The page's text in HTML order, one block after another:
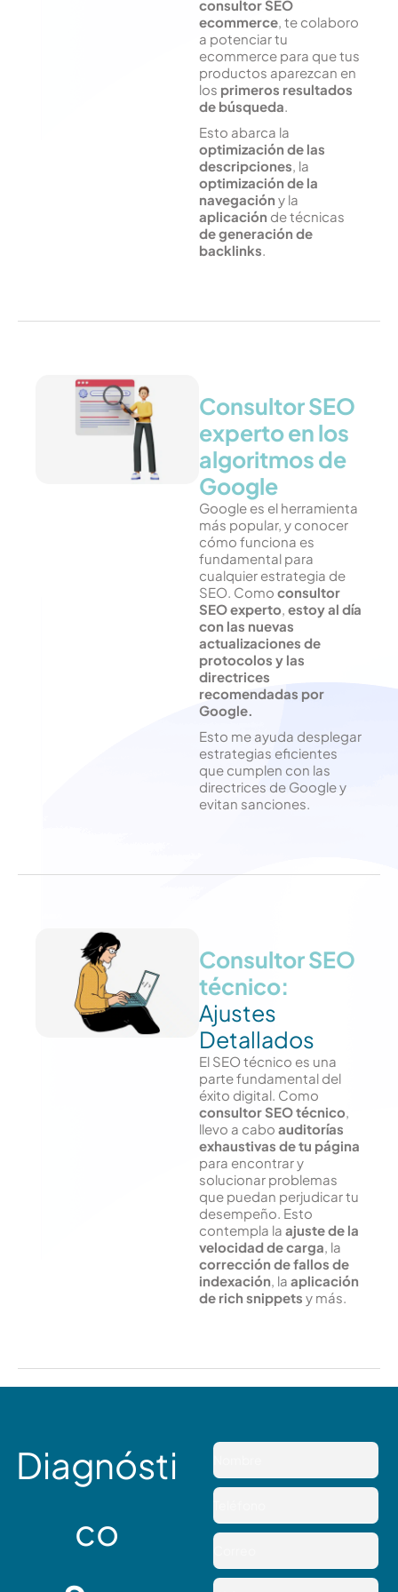
consultor SEO
ecommerce, te colaboro
a potenciar tu
ecommerce para que tus
productos aparezcan en
los primeros resultados
de búsqueda.
Esto abarca la
optimización de las
descripciones, la
optimización de la
navegación y la
aplicación de técnicas
degeneración de
backlinks.
Consultor SEO
experto en los
algoritmos de
Google
Google es el herramienta
más popular, y conocer
cómo funciona es
fundamental para
cualquier estrategia de
SEO. Como consultor
SEO experto, estoy al día
con las nuevas
actualizaciones de
protocolos y las
directrices
recomendadas por
Google.
Esto me ayuda desplegar
estrategias eficientes
que cumplen con las
directrices de Google y
evitan sanciones.
Consultor SEO
técnico:
Ajustes
Detallados
El SEO técnico es una
parte fundamental del
éxito digital. Como
consultor SEO técnico,
llevo a cabo auditorías
exhaustivas de tu página
para encontrar y
solucionar problemas
que puedan perjudicar tu
desempeño. Esto
contempla la ajuste de la
velocidad de carga, la
corrección de fallos de
indexación, la aplicación
de rich snippets y más.
Diagnósti
co
N
m
r
e
T
l
f
C
r
W